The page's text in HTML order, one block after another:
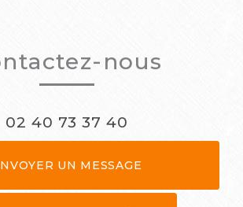
nous
02 40 73 37 40
UN MESSAGE